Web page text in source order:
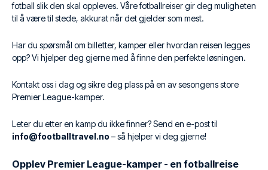
fotball slik den skal oppleves. Våre fotballreiser gir deg muligheten
til å være til stede, akkurat når det gjelder som mest.
Har du spørsmål om billetter, kamper eller hvordan reisen legges
opp? Vi hjelper deg gjerne med å finne den perfekte løsningen.
Kontakt oss i dag og sikre deg plass på en av sesongens store
Premier League-kamper.
Leter du etter en kamp du ikke finner? Send en e-post til
info@footballtravel.no – så hjelper vi deg gjerne!
Opplev Premier League-kamper - en fotballreise